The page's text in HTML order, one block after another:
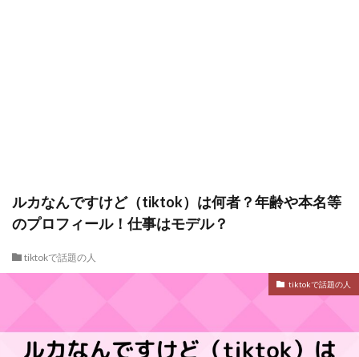
ルカなんですけど（tiktok）は何者？年齢や本名等
のプロフィール！仕事はモデル？
tiktokで話題の人
tiktokで話題の人